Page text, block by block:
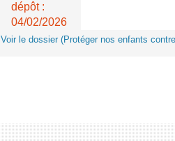
dépôt :
04/02/2026
Voir le dossier (Protéger nos enfants